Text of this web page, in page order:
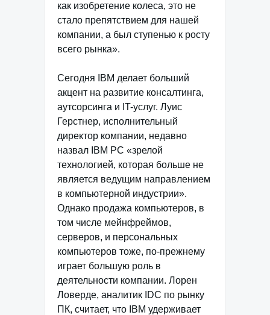
как изобретение колеса, это не
стало препятствием для нашей
компании, а был ступенью к росту
всего рынка».
Сегодня IBM делает больший
акцент на развитие консалтинга,
аутсорсинга и IT-услуг. Луис
Герстнер, исполнительный
директор компании, недавно
назвал IBM РС «зрелой
технологией, которая больше не
является ведущим направлением
в компьютерной индустрии».
Однако продажа компьютеров, в
том числе мейнфреймов,
серверов, и персональных
компьютеров тоже, по-прежнему
играет большую роль в
деятельности компании. Лорен
Ловерде, аналитик IDC по рынку
ПК, считает, что IBM удерживает